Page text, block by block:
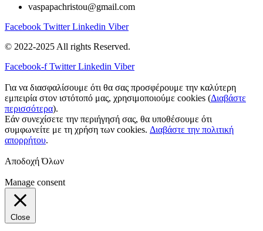
vaspapachristou@gmail.com
Facebook Twitter Linkedin Viber
© 2022-2025 All rights Reserved.
Facebook-f Twitter Linkedin Viber
Για να διασφαλίσουμε ότι θα σας προσφέρουμε την καλύτερη
εμπειρία στον ιστότοπό μας, χρησιμοποιούμε cookies (Διαβάστε
περισσότερα).
Εάν συνεχίσετε την περιήγησή σας, θα υποθέσουμε ότι
συμφωνείτε με τη χρήση των cookies. Διαβάστε την πολιτική
απορρήτου.
Αποδοχή Όλων
Manage consent
Close